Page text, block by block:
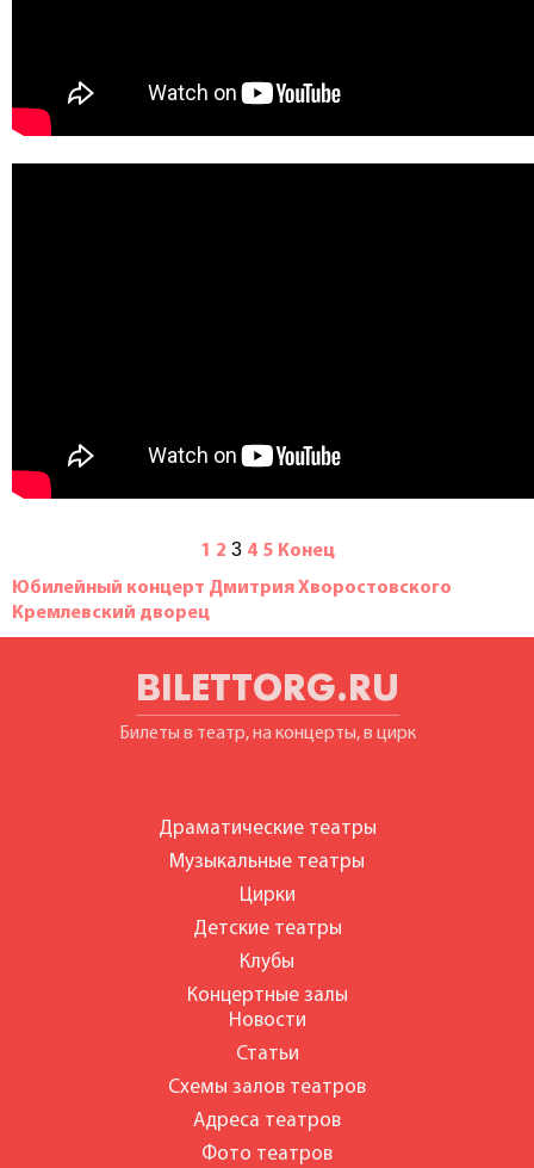
1 2 3 4 5 Конец
Юбилейный концерт Дмитрия Хворостовского
Кремлевский дворец
BILETTORG.RU
Билеты в театр, на концерты, в цирк
Драматические театры
Музыкальные театры
Цирки
Детские театры
Клубы
Концертные залы
Новости
Статьи
Схемы залов театров
Адреса театров
Фото театров